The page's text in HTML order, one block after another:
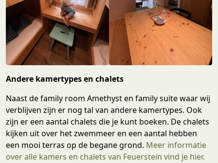
Andere kamertypes en chalets
Naast de family room Amethyst en family suite waar wij
verblijven zijn er nog tal van andere kamertypes. Ook
zijn er een aantal chalets die je kunt boeken. De chalets
kijken uit over het zwemmeer en een aantal hebben
een mooi terras op de begane grond. Meer informatie
over alle kamers en chalets van Feuerstein vind je hier.